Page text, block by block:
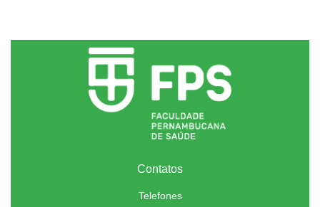
Contatos
Telefones